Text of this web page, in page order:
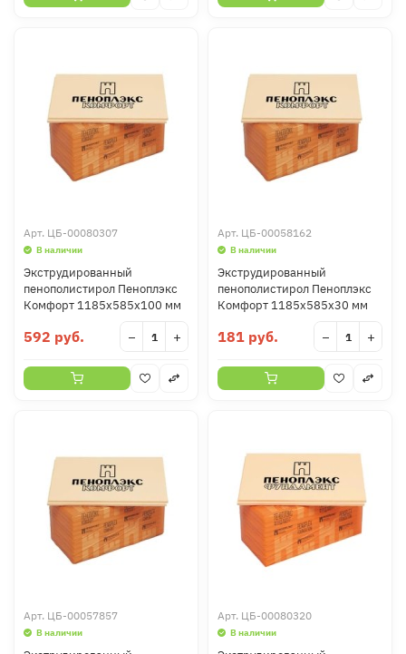
Арт. ЦБ-00080307
В наличии
Экструдированный
пенополистирол Пеноплэкс
Комфорт 1185х585х100 мм
592 руб. − +
Арт. ЦБ-00058162
В наличии
Экструдированный
пенополистирол Пеноплэкс
Комфорт 1185х585х30 мм
181 руб. − +
Арт. ЦБ-00057857
В наличии
Арт. ЦБ-00080320
В наличии